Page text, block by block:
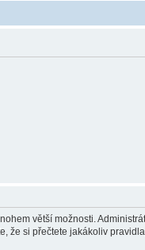
větší možnosti.
že si přečtete jakákoliv